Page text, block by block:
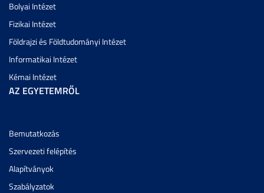
Bolyai Intézet
Fizikai Intézet
Földrajzi és Földtudományi Intézet
Informatikai Intézet
Kémai Intézet
AZ EGYETEMRŐL
Bemutatkozás
Szervezeti felépítés
Alapítványok
Szabályzatok